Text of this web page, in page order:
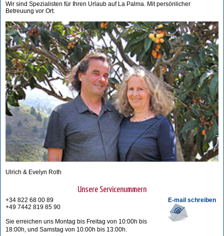
Wir sind Spezialisten für Ihren Urlaub auf La Palma. Mit persönlicher
Betreuung vor Ort.
Ulrich & Evelyn Roth
Unsere Servicenummern
E-mail schreiben
+34 822 68 00 89
+49 7442 819 85 90
Sie erreichen uns Montag bis Freitag von 10:00h bis
18:00h, und Samstag von 10:00h bis 13:00h.